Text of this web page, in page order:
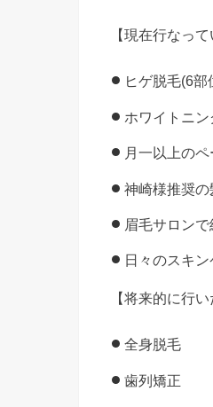
【現在行なって
ヒゲ脱毛(6
ホワイトニン
月一以上の
神崎様推奨
眉毛サロン
日々のスキン
【将来的に行い
全身脱毛
歯列矯正